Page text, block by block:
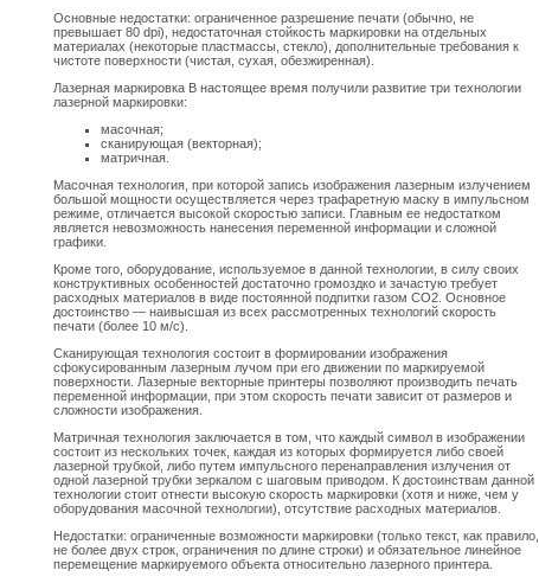
Основные недостатки: ограниченное разрешение печати (обычно, не
превышает 80 dpi), недостаточная стойкость маркировки на отдельных
материалах (некоторые пластмассы, стекло), дополнительные требования к
чистоте поверхности (чистая, сухая, обезжиренная).
Лазерная маркировка В настоящее время получили развитие три технологии
лазерной маркировки:
масочная;
сканирующая (векторная);
матричная.
Масочная технология, при которой запись изображения лазерным излучением
большой мощности осуществляется через трафаретную маску в импульсном
режиме, отличается высокой скоростью записи. Главным ее недостатком
является невозможность нанесения переменной информации и сложной
графики.
Кроме того, оборудование, используемое в данной технологии, в силу своих
конструктивных особенностей достаточно громоздко и зачастую требует
расходных материалов в виде постоянной подпитки газом CO2. Основное
достоинство — наивысшая из всех рассмотренных технологий скорость
печати (более 10 м/с).
Сканирующая технология состоит в формировании изображения
сфокусированным лазерным лучом при его движении по маркируемой
поверхности. Лазерные векторные принтеры позволяют производить печать
переменной информации, при этом скорость печати зависит от размеров и
сложности изображения.
Матричная технология заключается в том, что каждый символ в изображении
состоит из нескольких точек, каждая из которых формируется либо своей
лазерной трубкой, либо путем импульсного перенаправления излучения от
одной лазерной трубки зеркалом с шаговым приводом. К достоинствам данной
технологии стоит отнести высокую скорость маркировки (хотя и ниже, чем у
оборудования масочной технологии), отсутствие расходных материалов.
Недостатки: ограниченные возможности маркировки (только текст, как правило,
не более двух строк, ограничения по длине строки) и обязательное линейное
перемещение маркируемого объекта относительно лазерного принтера.